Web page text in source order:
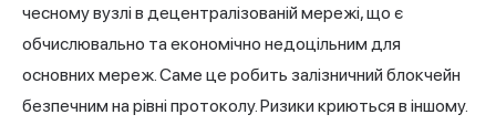
чесному вузлі в децентралізованій мережі, що є
обчислювально та економічно недоцільним для
основних мереж. Саме це робить залізничний блокчейн
безпечним на рівні протоколу. Ризики криються в іншому.